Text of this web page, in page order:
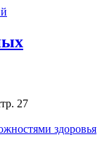
27
здоровья